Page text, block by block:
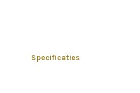
Specificaties